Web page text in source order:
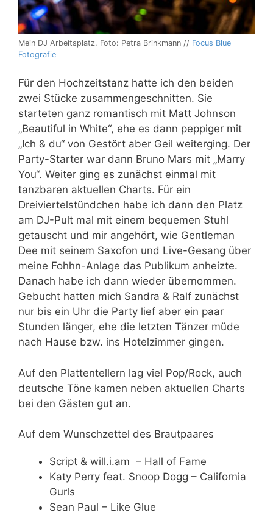
Mein DJ Arbeitsplatz. Foto: Petra Brinkmann // Focus Blue
Fotografie
Für den Hochzeitstanz hatte ich den beiden
zwei Stücke zusammengeschnitten. Sie
starteten ganz romantisch mit Matt Johnson
„Beautiful in White“, ehe es dann peppiger mit
„Ich & du“ von Gestört aber Geil weiterging. Der
Party-Starter war dann Bruno Mars mit „Marry
You“. Weiter ging es zunächst einmal mit
tanzbaren aktuellen Charts. Für ein
Dreiviertelstündchen habe ich dann den Platz
am DJ-Pult mal mit einem bequemen Stuhl
getauscht und mir angehört, wie Gentleman
Dee mit seinem Saxofon und Live-Gesang über
meine Fohhn-Anlage das Publikum anheizte.
Danach habe ich dann wieder übernommen.
Gebucht hatten mich Sandra & Ralf zunächst
nur bis ein Uhr die Party lief aber ein paar
Stunden länger, ehe die letzten Tänzer müde
nach Hause bzw. ins Hotelzimmer gingen.
Auf den Plattentellern lag viel Pop/Rock, auch
deutsche Töne kamen neben aktuellen Charts
bei den Gästen gut an.
Auf dem Wunschzettel des Brautpaares
Script & will.i.am – Hall of Fame
Katy Perry feat. Snoop Dogg – California
Gurls
Sean Paul – Like Glue